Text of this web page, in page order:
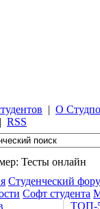
| О
| RSS
Тесты онлайн
Студенческий
Софт студента
ТОП-